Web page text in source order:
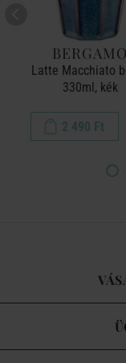
BERGAMO
Latte Macchiato
330ml, kék
2 490 Ft